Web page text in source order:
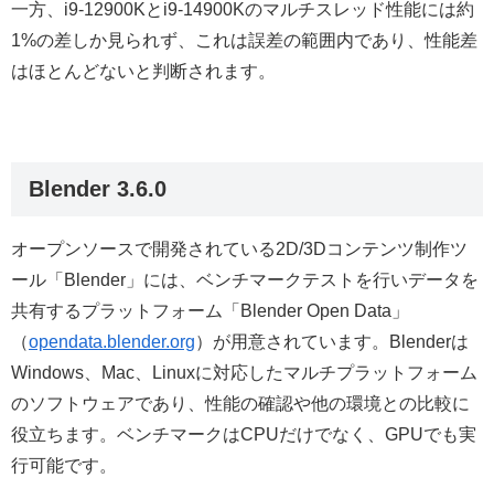
一方、i9-12900Kとi9-14900Kのマルチスレッド性能には約
1%の差しか見られず、これは誤差の範囲内であり、性能差
はほとんどないと判断されます。
Blender 3.6.0
オープンソースで開発されている2D/3Dコンテンツ制作ツ
ール「Blender」には、ベンチマークテストを行いデータを
共有するプラットフォーム「Blender Open Data」
（opendata.blender.org）が用意されています。Blenderは
Windows、Mac、Linuxに対応したマルチプラットフォーム
のソフトウェアであり、性能の確認や他の環境との比較に
役立ちます。ベンチマークはCPUだけでなく、GPUでも実
行可能です。